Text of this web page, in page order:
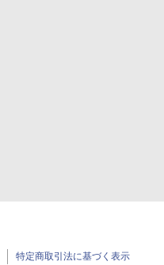
特定商取引法に基づく表示